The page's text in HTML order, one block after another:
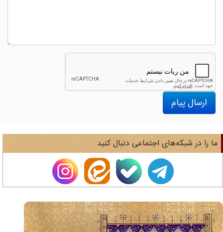
ارسال پیام
را در شبکه‌های اجتماعی دنبال کنید